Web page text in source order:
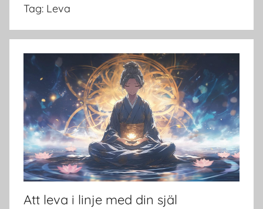
Tag: Leva
Att leva i linje med din själ